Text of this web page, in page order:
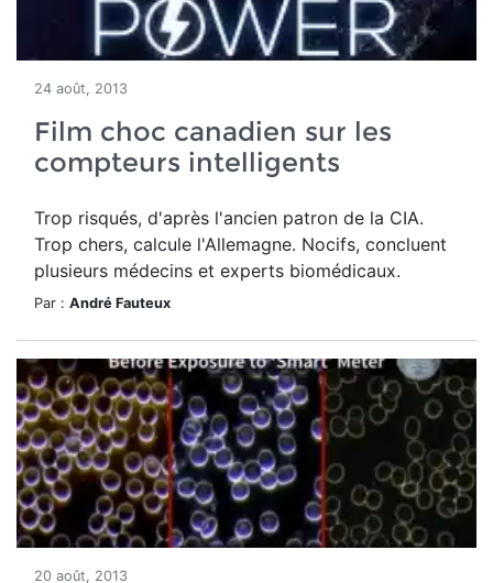
24 août, 2013
Film choc canadien sur les
compteurs intelligents
Trop risqués, d'après l'ancien patron de la CIA.
Trop chers, calcule l'Allemagne. Nocifs, concluent
plusieurs médecins et experts biomédicaux.
Par : André Fauteux
20 août, 2013